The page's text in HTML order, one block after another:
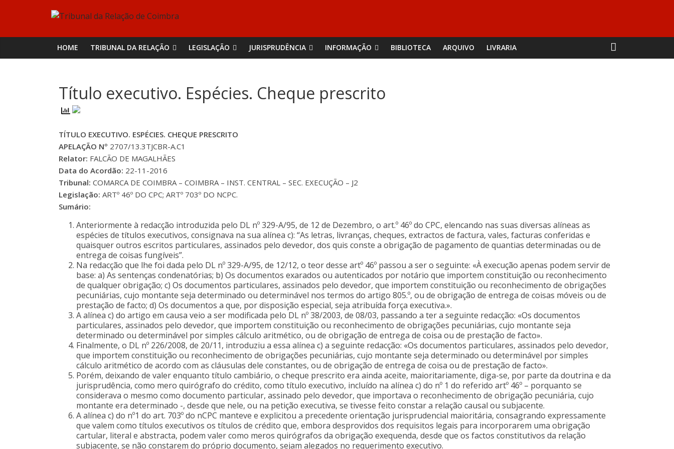
Tribunal
da
Relação
de
Coimbra
HOME TRIBUNAL DA RELAÇÃO LEGISLAÇÃO JURISPRUDÊNCIA INFORMAÇÃO BIBLIOTECA ARQUIVO LIVRARIA
Título executivo. Espécies. Cheque prescrito
TÍTULO EXECUTIVO. ESPÉCIES. CHEQUE PRESCRITO
APELAÇÃO Nº 2707/13.3TJCBR-A.C1
Relator: FALCÃO DE MAGALHÃES
Data do Acordão: 22-11-2016
Tribunal: COMARCA DE COIMBRA – COIMBRA – INST. CENTRAL – SEC. EXECUÇÃO – J2
Legislação: ARTº 46º DO CPC; ARTº 703º DO NCPC.
Sumário:
Anteriormente à redacção introduzida pelo DL nº 329-A/95, de 12 de Dezembro, o art.º 46º do CPC, elencando nas suas diversas alíneas as
espécies de títulos executivos, consignava na sua alínea c): “As letras, livranças, cheques, extractos de factura, vales, facturas conferidas e
quaisquer outros escritos particulares, assinados pelo devedor, dos quis conste a obrigação de pagamento de quantias determinadas ou de
entrega de coisas fungíveis”.
Na redacção que lhe foi dada pelo DL nº 329-A/95, de 12/12, o teor desse artº 46º passou a ser o seguinte: «À execução apenas podem servir de
base: a) As sentenças condenatórias; b) Os documentos exarados ou autenticados por notário que importem constituição ou reconhecimento
de qualquer obrigação; c) Os documentos particulares, assinados pelo devedor, que importem constituição ou reconhecimento de obrigações
pecuniárias, cujo montante seja determinado ou determinável nos termos do artigo 805.º, ou de obrigação de entrega de coisas móveis ou de
prestação de facto; d) Os documentos a que, por disposição especial, seja atribuída força executiva.».
A alínea c) do artigo em causa veio a ser modificada pelo DL nº 38/2003, de 08/03, passando a ter a seguinte redacção: «Os documentos
particulares, assinados pelo devedor, que importem constituição ou reconhecimento de obrigações pecuniárias, cujo montante seja
determinado ou determinável por simples cálculo aritmético, ou de obrigação de entrega de coisa ou de prestação de facto».
Finalmente, o DL nº 226/2008, de 20/11, introduziu a essa alínea c) a seguinte redacção: «Os documentos particulares, assinados pelo devedor,
que importem constituição ou reconhecimento de obrigações pecuniárias, cujo montante seja determinado ou determinável por simples
cálculo aritmético de acordo com as cláusulas dele constantes, ou de obrigação de entrega de coisa ou de prestação de facto».
Porém, deixando de valer enquanto título cambiário, o cheque prescrito era ainda aceite, maioritariamente, diga-se, por parte da doutrina e da
jurisprudência, como mero quirógrafo do crédito, como título executivo, incluído na alínea c) do nº 1 do referido artº 46º – porquanto se
considerava o mesmo como documento particular, assinado pelo devedor, que importava o reconhecimento de obrigação pecuniária, cujo
montante era determinado -, desde que nele, ou na petição executiva, se tivesse feito constar a relação causal ou subjacente.
A alínea c) do nº1 do art. 703º do nCPC manteve e explicitou a precedente orientação jurisprudencial maioritária, consagrando expressamente
que valem como títulos executivos os títulos de crédito que, embora desprovidos dos requisitos legais para incorporarem uma obrigação
cartular, literal e abstracta, podem valer como meros quirógrafos da obrigação exequenda, desde que os factos constitutivos da relação
subjacente, se não constarem do próprio documento, sejam alegados no requerimento executivo.